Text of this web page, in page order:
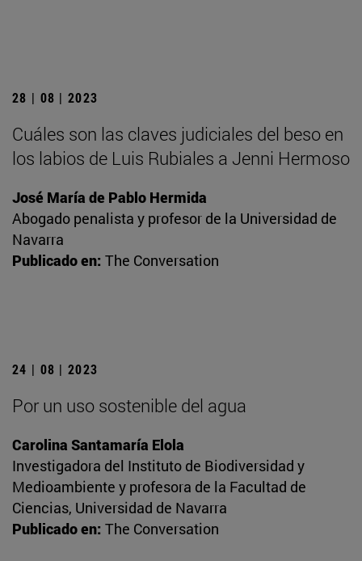
28 | 08 | 2023
Cuáles son las claves judiciales del beso en
los labios de Luis Rubiales a Jenni Hermoso
José María de Pablo Hermida
Abogado penalista y profesor de la Universidad de
Navarra
Publicado en: The Conversation
24 | 08 | 2023
Por un uso sostenible del agua
Carolina Santamaría Elola
Investigadora del Instituto de Biodiversidad y
Medioambiente y profesora de la Facultad de
Ciencias, Universidad de Navarra
Publicado en: The Conversation